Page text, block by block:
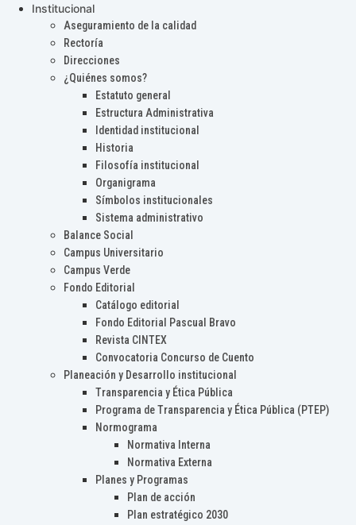
Institucional
Aseguramiento de la calidad
Rectoría
Direcciones
¿Quiénes somos?
Estatuto general
Estructura Administrativa
Identidad institucional
Historia
Filosofía institucional
Organigrama
Símbolos institucionales
Sistema administrativo
Balance Social
Campus Universitario
Campus Verde
Fondo Editorial
Catálogo editorial
Fondo Editorial Pascual Bravo
Revista CINTEX
Convocatoria Concurso de Cuento
Planeación y Desarrollo institucional
Transparencia y Ética Pública
Programa de Transparencia y Ética Pública (PTEP)
Normograma
Normativa Interna
Normativa Externa
Planes y Programas
Plan de acción
Plan estratégico 2030